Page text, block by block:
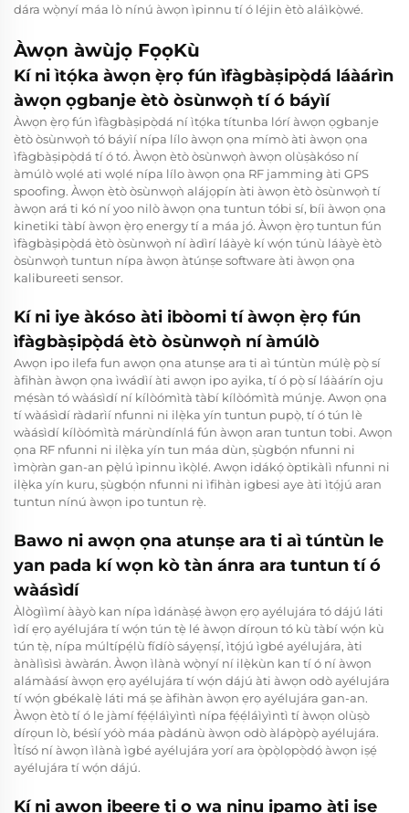
dára wọ̀nyí máa lò nínú àwọn ìpinnu tí ó léjin ètò aláìkọ̀wé.
Àwọn àwùjọ FọọKù
Kí ni ìtọ́ka àwọn ẹ̀rọ fún ìfàgbàṣipọ̀dá láàárìn
àwọn ọgbanje ètò òsùnwọǹ tí ó báyìí
Àwọn ẹ̀rọ fún ìfàgbàṣipọ̀dá ní ìtọ́ka títunba lórí àwọn ọgbanje
ètò òsùnwọǹ tó báyìí nípa lílo àwọn ọna mímò àti àwọn ọna
ìfàgbàṣipọ̀dá tí ó tó. Àwọn ètò òsùnwọǹ àwọn olùṣàkóso ní
àmúlò wọlé ati wọlé nípa lílo àwọn ọna RF jamming àti GPS
spoofing. Àwọn ètò òsùnwọǹ alájọpín àti àwọn ètò òsùnwọǹ tí
àwọn ará ti kó ní yoo nilò àwọn ọna tuntun tóbi sí, bíi àwọn ọna
kinetiki tàbí àwọn ẹ̀rọ energy tí a máa jó. Àwọn ẹ̀rọ tuntun fún
ìfàgbàṣipọ̀dá ètò òsùnwọǹ ní àdìrí láàyè kí wọ́n túnù láàyè ètò
òsùnwọǹ tuntun nípa àwọn àtúnṣe software àti àwọn ọna
kalibureeti sensor.
Kí ni iye àkóso àti ibòomi tí àwọn ẹ̀rọ fún
ìfàgbàṣipọ̀dá ètò òsùnwọǹ ní àmúlò
Awọn ipo ilefa fun awọn ọna atunṣe ara ti aì túntùn múlẹ̀ pọ̀ sí
àfihàn àwọn ọna ìwádìí àti awọn ipo ayika, tí ó pọ̀ sí láàárín oju
mẹ́sàn tó wàásìdí ní kílòómìtà tàbí kílòómìtà múnjẹ. Awọn ọna
tí wàásìdí ràdarìí nfunni ni ilẹ̀ka yín tuntun pupọ̀, tí ó tún lè
wàásìdí kílòómìtà márùndínlá fún àwọn aran tuntun tobi. Awọn
ọna RF nfunni ni ilẹ̀ka yín tun máa dùn, ṣùgbọ́n nfunni ni
ìmọ̀ràn gan-an pẹ̀lú ìpinnu ìkọ̀lé. Awọn idákọ́ òptikàlì nfunni ni
ilẹ̀ka yín kuru, ṣùgbọ́n nfunni ni ìfihàn igbesi aye àti ìtọ́jú aran
tuntun nínú àwọn ipo tuntun rẹ̀.
Bawo ni awọn ọna atunṣe ara ti aì túntùn le
yan pada kí wọn kò tàn ánra ara tuntun tí ó
wàásìdí
Àlògììmí ààyò kan nípa ìdánàṣẹ́ àwọn ẹrọ ayélujára tó dájú láti
ìdí ẹrọ ayélujára tí wọ́n tún tẹ̀ lé àwọn dírọun tó kù tàbí wọ́n kù
tún tẹ̀, nípa múltípẹ́lù fídíò sáyẹnṣí, ìtọ́jú ìgbé ayélujára, àti
ànàlìsìsì àwàrán. Àwọn ìlànà wọ̀nyí ní ilẹ̀kùn kan tí ó ní àwọn
alámàásí àwọn ẹrọ ayélujára tí wọ́n dájú àti àwọn odò ayélujára
tí wọ́n gbékalẹ̀ láti má ṣe àfihàn àwọn ẹrọ ayélujára gan-an.
Àwọn ètò tí ó le jàmí fẹ́ẹ́láìyìntì nípa fẹ́ẹ́láìyìntì tí àwọn olùṣò
dírọun lò, bésìí yóò máa pàdánù àwọn odò àlápọ̀pọ̀ ayélujára.
Ìtísó ní àwọn ìlànà ìgbé ayélujára yorí ara ọ̀pọ̀lọpọ̀dọ́ àwọn iṣẹ́
ayélujára tí wọ́n dájú.
Kí ni awọn ibeere ti o wa ninu ipamọ àti iṣẹ